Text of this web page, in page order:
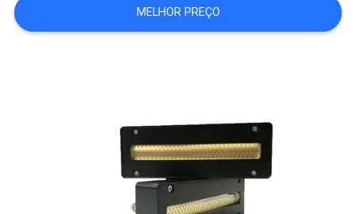
PEÇA
UMAS
MELHOR PREÇO